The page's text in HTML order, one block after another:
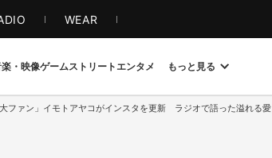
WEAR
・映像ゲームストリート エンタメ もっと見る
ファン」イモトアヤコがインスタを更新 ラジオで語った溢れる愛